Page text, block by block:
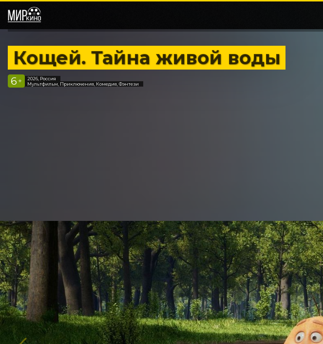
Кощей. Тайна живой воды
6 +
2026, Россия
Мультфильм, Приключения, Комедия, Фэнтези